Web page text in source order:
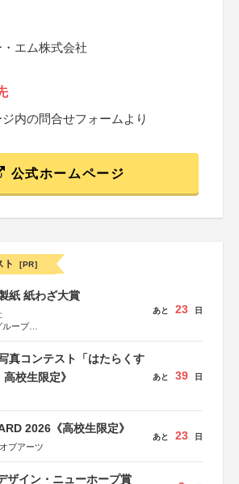
エム株式会社
内の問合せフォームより
公式ホームページ
ト [PR]
紙 紙わざ大賞
ループ
あと 23 日
真コンテスト「はたらくす
校生限定》
あと 39 日
2026《高校生限定》
ブアーツ
あと 23 日
ザイン・ニューホープ賞